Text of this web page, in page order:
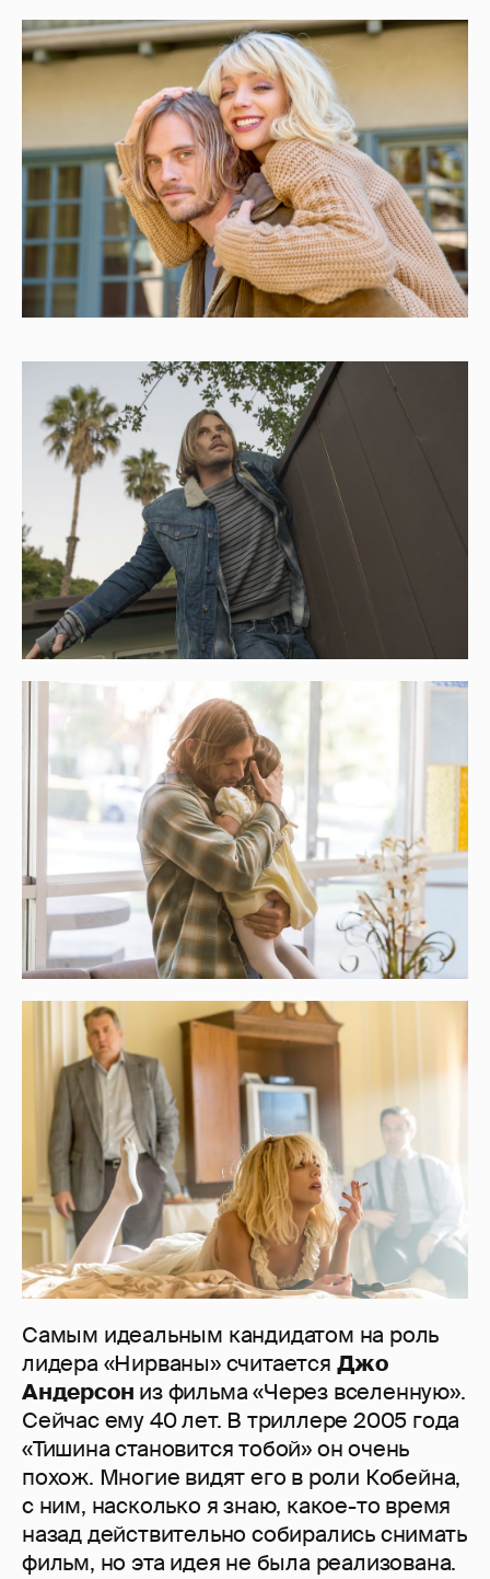
Самым идеальным кандидатом на роль
лидера «Нирваны» считается Джо
Андерсон из фильма «Через вселенную».
Сейчас ему 40 лет. В триллере 2005 года
«Тишина становится тобой» он очень
похож. Многие видят его в роли Кобейна,
с ним, насколько я знаю, какое-то время
назад действительно собирались снимать
фильм, но эта идея не была реализована.